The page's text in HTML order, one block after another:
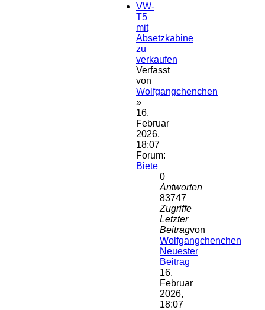
VW-
T5
mit
Absetzkabine
zu
verkaufen
Verfasst
von
Wolfgangchenchen
»
16.
Februar
2026,
18:07
Forum:
Biete
0
Antworten
83747
Zugriffe
Letzter
Beitragvon
Wolfgangchenchen
Neuester
Beitrag
16.
Februar
2026,
18:07